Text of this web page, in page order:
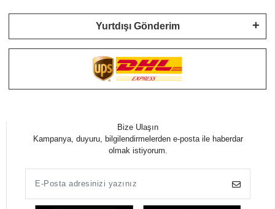
Yurtdışı Gönderim
Bize Ulaşın
Kampanya, duyuru, bilgilendirmelerden e-posta ile haberdar
olmak istiyorum.